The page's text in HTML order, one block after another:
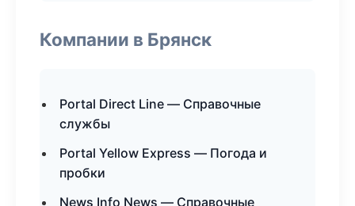
Компании в Брянск
Portal Direct Line — Справочные
службы
Portal Yellow Express — Погода и
пробки
News Info News — Справочные